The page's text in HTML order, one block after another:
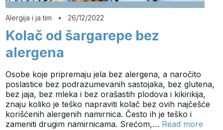
Alergija i ja tim • 26/12/2022
Kolač od šargarepe bez
alergena
Osobe koje pripremaju jela bez alergena, a naročito
poslastice bez podrazumevanih sastojaka, bez glutena,
bez jaja, bez mleka i bez orašastih plodova i kikirikija,
znaju koliko je teško napraviti kolač bez ovih najčešće
korišćenih alergenih namirnica. Često ih je teško i
zameniti drugim namirnicama. Srećom,… Read more